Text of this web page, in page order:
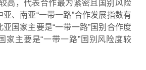
高，代表合作最为紧密且国别风险
亚、南亚“一带一路”合作发展指数有
亚国家主要是“一带一路”国别合作度
家主要是“一带一路”国别风险度较